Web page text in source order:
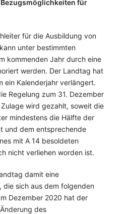
für
für die Ausbildung von
unter bestimmten
kommenden Jahr durch eine
werden. Der Landtag hat
ein Kalenderjahr verlängert.
Regelung zum 31. Dezember
wird gezahlt, soweit die
mindestens die Hälfte der
und dem entsprechende
mit A 14 besoldeten
nicht verliehen worden ist.
damit eine
die sich aus dem folgenden
Dezember 2020 hat der
des